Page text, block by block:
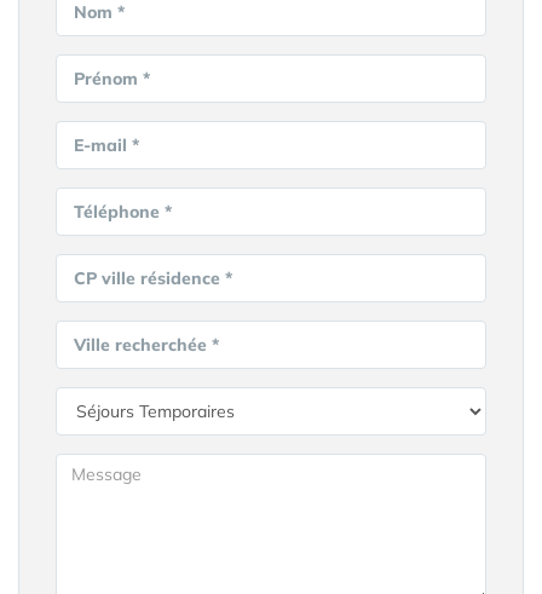
Nom *
Prénom *
E-mail *
Téléphone *
CP ville résidence *
Ville recherchée *